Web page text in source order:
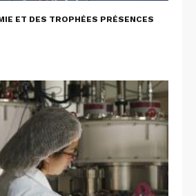
ET DES TROPHÉES PRÉSENCES